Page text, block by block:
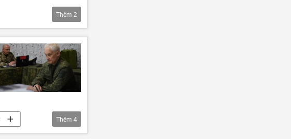
Thêm 2
Thêm 4